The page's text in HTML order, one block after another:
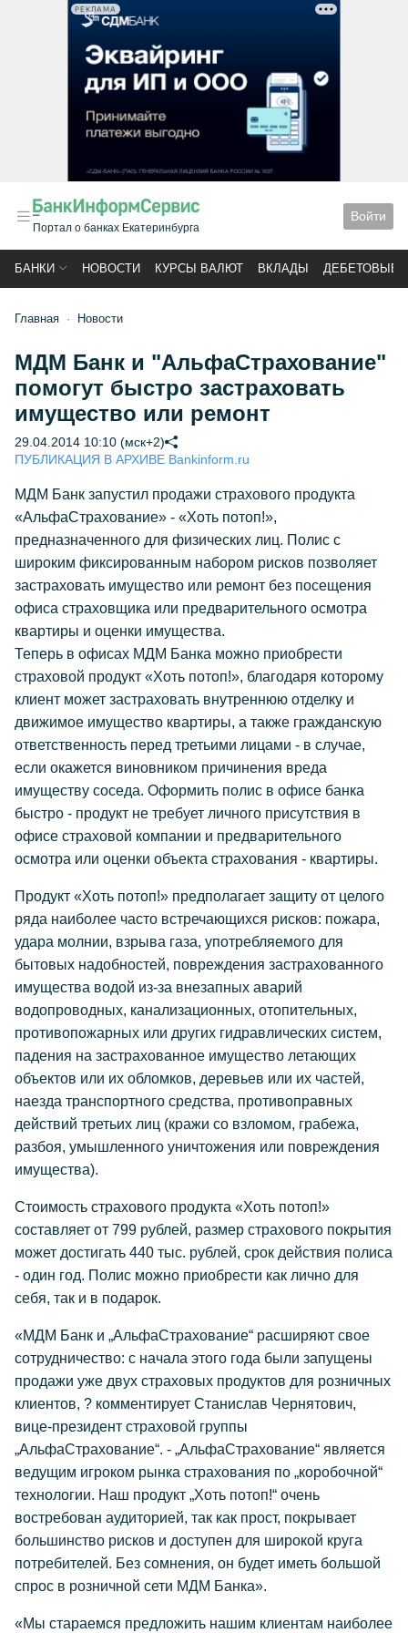
РЕКЛАМА
Портал о банках Екатеринбурга
Войти
БАНКИ НОВОСТИ КУРСЫ ВАЛЮТ ВКЛАДЫ ДЕБЕТОВЫЕ
Главная Новости
МДМ Банк и "АльфаСтрахование"
помогут быстро застраховать
имущество или ремонт
29.04.2014 10:10 (мск+2)
ПУБЛИКАЦИЯ В АРХИВЕ Bankinform.ru
МДМ Банк запустил продажи страхового продукта
«АльфаСтрахование» - «Хоть потоп!»,
предназначенного для физических лиц. Полис с
широким фиксированным набором рисков позволяет
застраховать имущество или ремонт без посещения
офиса страховщика или предварительного осмотра
квартиры и оценки имущества.
Теперь в офисах МДМ Банка можно приобрести
страховой продукт «Хоть потоп!», благодаря которому
клиент может застраховать внутреннюю отделку и
движимое имущество квартиры, а также гражданскую
ответственность перед третьими лицами - в случае,
если окажется виновником причинения вреда
имуществу соседа. Оформить полис в офисе банка
быстро - продукт не требует личного присутствия в
офисе страховой компании и предварительного
осмотра или оценки объекта страхования - квартиры.
Продукт «Хоть потоп!» предполагает защиту от целого
ряда наиболее часто встречающихся рисков: пожара,
удара молнии, взрыва газа, употребляемого для
бытовых надобностей, повреждения застрахованного
имущества водой из-за внезапных аварий
водопроводных, канализационных, отопительных,
противопожарных или других гидравлических систем,
падения на застрахованное имущество летающих
объектов или их обломков, деревьев или их частей,
наезда транспортного средства, противоправных
действий третьих лиц (кражи со взломом, грабежа,
разбоя, умышленного уничтожения или повреждения
имущества).
Стоимость страхового продукта «Хоть потоп!»
составляет от 799 рублей, размер страхового покрытия
может достигать 440 тыс. рублей, срок действия полиса
- один год. Полис можно приобрести как лично для
себя, так и в подарок.
«МДМ Банк и „АльфаСтрахование“ расширяют свое
сотрудничество: с начала этого года были запущены
продажи уже двух страховых продуктов для розничных
клиентов, ? комментирует Станислав Чернятович,
вице-президент страховой группы
„АльфаСтрахование“. - „АльфаСтрахование“ является
ведущим игроком рынка страхования по „коробочной“
технологии. Наш продукт „Хоть потоп!“ очень
востребован аудиторией, так как прост, покрывает
большинство рисков и доступен для широкой круга
потребителей. Без сомнения, он будет иметь большой
спрос в розничной сети МДМ Банка».
«Мы стараемся предложить нашим клиентам наиболее